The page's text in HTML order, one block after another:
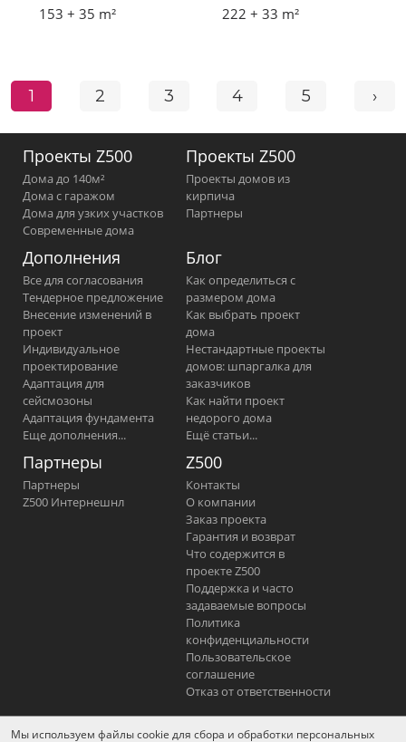
153 + 35 m² 222 + 33 m²
1 2 3 4 5 ›
Проекты Z500
Дома до 140м²
Дома с гаражом
Дома для узких участков
Современные дома
Проекты Z500
Проекты домов из
кирпича
Партнеры
Дополнения
Все для согласования
Тендерное предложение
Внесение изменений в
проект
Индивидуальное
проектирование
Адаптация для
сейсмозоны
Адаптация фундамента
Еще дополнения...
Блог
Как определиться с
размером дома
Как выбрать проект
дома
Нестандартные проекты
домов: шпаргалка для
заказчиков
Как найти проект
недорого дома
Ещё статьи...
Партнеры
Партнеры
Z500 Интернешнл
Z500
Контакты
О компании
Заказ проекта
Гарантия и возврат
Что содержится в
проекте Z500
Поддержка и часто
задаваемые вопросы
Политика
конфиденциальности
Пользовательское
соглашение
Отказ от ответственности
Мы используем файлы cookie для сбора и обработки персональных